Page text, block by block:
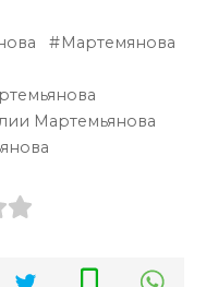
Мартемянова
Мартемьянова